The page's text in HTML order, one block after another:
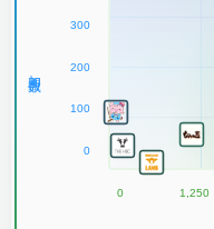
300
200
100
0
0 1,250